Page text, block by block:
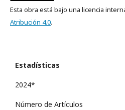
Esta obra está bajo una licencia
Atribución 4.0.
Estadísticas
2024*
Número de Artículos